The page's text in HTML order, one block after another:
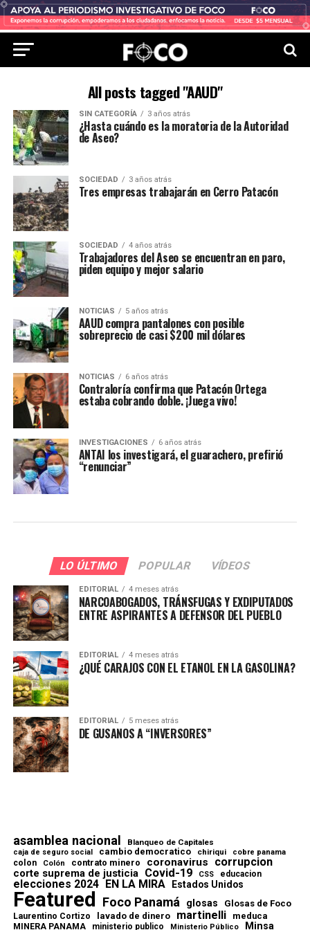
All posts tagged "AAUD"
SIN CATEGORÍA 3 años atrás
¿Hasta cuándo es la moratoria de la Autoridad
de Aseo?
SOCIEDAD 3 años atrás
Tres empresas trabajarán en Cerro Patacón
SOCIEDAD 4 años atrás
Trabajadores del Aseo se encuentran en paro,
piden equipo y mejor salario
NOTICIAS 5 años atrás
AAUD compra pantalones con posible
sobreprecio de casi $200 mil dólares
NOTICIAS 6 años atrás
Contraloría confirma que Patacón Ortega
estaba cobrando doble. ¡Juega vivo!
INVESTIGACIONES 6 años atrás
ANTAI los investigará, el guarachero, prefirió
“renunciar”
LO ÚLTIMO POPULAR VÍDEOS
EDITORIAL 4 meses atrás
NARCOABOGADOS, TRÁNSFUGAS Y EXDIPUTADOS
ENTRE ASPIRANTES A DEFENSOR DEL PUEBLO
EDITORIAL 4 meses atrás
¿QUÉ CARAJOS CON EL ETANOL EN LA GASOLINA?
EDITORIAL 5 meses atrás
DE GUSANOS A “INVERSORES”
asamblea nacional Blanqueo de Capitales
caja de seguro social cambio democratico chiriqui cobre panama
colon Colón contrato minero coronavirus corrupcion
corte suprema de justicia Covid-19 CSS educacion
elecciones 2024 EN LA MIRA Estados Unidos
Featured Foco Panamá glosas Glosas de Foco
Laurentino Cortizo lavado de dinero martinelli meduca
MINERA PANAMA ministerio publico Ministerio Público Minsa